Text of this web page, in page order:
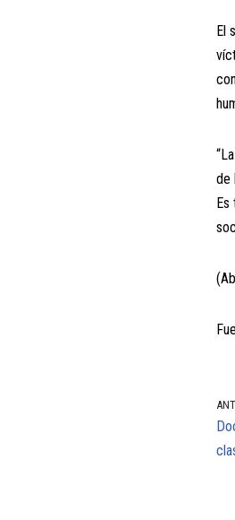
El
de
Es